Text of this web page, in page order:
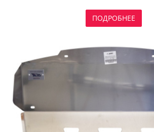
ПОДРОБНЕЕ